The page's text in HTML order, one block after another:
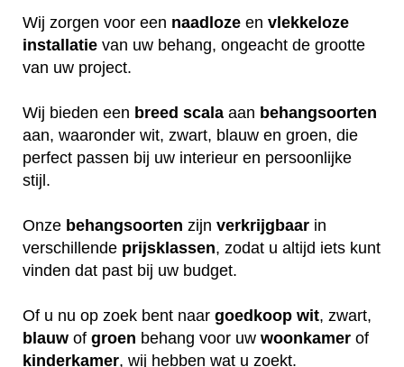
Wij zorgen voor een naadloze en vlekkeloze
installatie van uw behang, ongeacht de grootte
van uw project.
Wij bieden een breed scala aan behangsoorten
aan, waaronder wit, zwart, blauw en groen, die
perfect passen bij uw interieur en persoonlijke
stijl.
Onze behangsoorten zijn verkrijgbaar in
verschillende prijsklassen, zodat u altijd iets kunt
vinden dat past bij uw budget.
Of u nu op zoek bent naar goedkoop wit, zwart,
blauw of groen behang voor uw woonkamer of
kinderkamer, wij hebben wat u zoekt.